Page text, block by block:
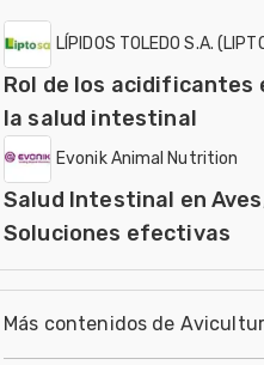
LÍPIDOS TOLEDO S.A.
Rol de los acidificantes
la salud intestinal
Evonik Animal Nutrition
Salud Intestinal en
Soluciones efectivas
Más contenidos de